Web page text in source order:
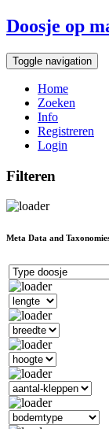
Doosje op
Toggle navigation
Home
Zoeken
Info
Registreren
Login
Filteren
Meta Data and